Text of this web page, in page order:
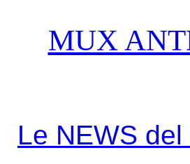
MUX
Le NEWS